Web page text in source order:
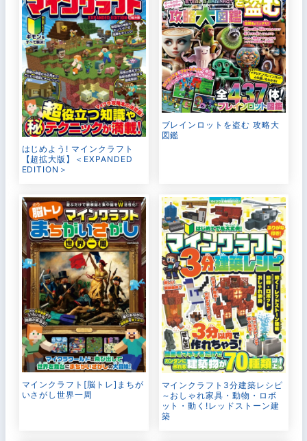
はじめよう! マインクラフト
【超拡大版】＜EXPANDED
EDITION＞
ブレインロットを盗む 攻略大
図鑑
マインクラフト[脳トレ]まちが
いさがし世界一周
マインクラフト3分建築レシピ
～おしゃれ家具・動物・ロボ
ット・動く!レッドストーン建
築